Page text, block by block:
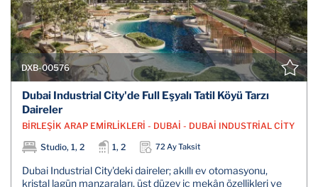
DXB-00576
Dubai Industrial City'de Full Eşyalı Tatil Köyü Tarzı
Daireler
BİRLEŞİK ARAP EMİRLİKLERİ - DUBAİ - DUBAİ INDUSTRİAL CİTY
Studio, 1, 2
1, 2 72 Ay Taksit
Dubai Industrial City'deki daireler; akıllı ev otomasyonu,
kristal lagün manzaraları, üst düzey iç mekân özellikleri ve